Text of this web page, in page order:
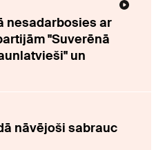
nesadarbosies ar
"Suverēnā
un
nāvējoši sabrauc